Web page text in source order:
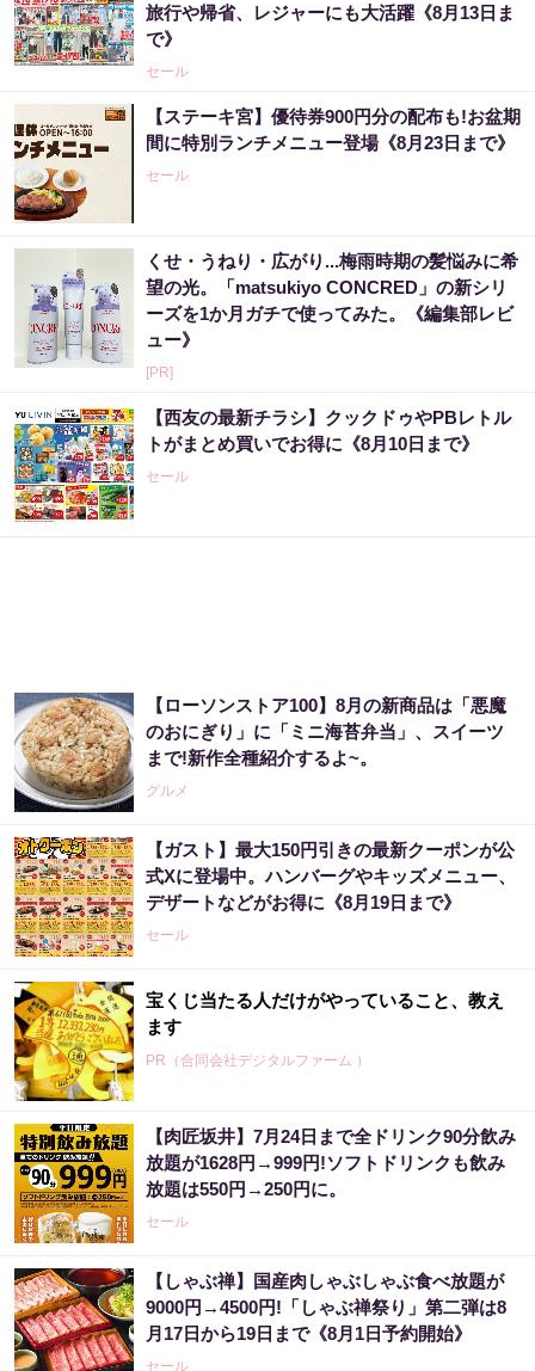
旅行や帰省、レジャーにも大活躍《8月13日ま
で》
セール
【ステーキ宮】優待券900円分の配布も!お盆期
間に特別ランチメニュー登場《8月23日まで》
セール
くせ・うねり・広がり...梅雨時期の髪悩みに希
望の光。「matsukiyo CONCRED」の新シリ
ーズを1か月ガチで使ってみた。《編集部レビ
ュー》
[PR]
【西友の最新チラシ】クックドゥやPBレトル
トがまとめ買いでお得に《8月10日まで》
セール
【ローソンストア100】8月の新商品は「悪魔
のおにぎり」に「ミニ海苔弁当」、スイーツ
まで!新作全種紹介するよ~。
グルメ
【ガスト】最大150円引きの最新クーポンが公
式Xに登場中。ハンバーグやキッズメニュー、
デザートなどがお得に《8月19日まで》
セール
宝くじ当たる人だけがやっていること、教え
ます
PR（合同会社デジタルファーム ）
【肉匠坂井】7月24日まで全ドリンク90分飲み
放題が1628円→999円!ソフトドリンクも飲み
放題は550円→250円に。
セール
【しゃぶ禅】国産肉しゃぶしゃぶ食べ放題が
9000円→4500円!「しゃぶ禅祭り」第二弾は8
月17日から19日まで《8月1日予約開始》
セール